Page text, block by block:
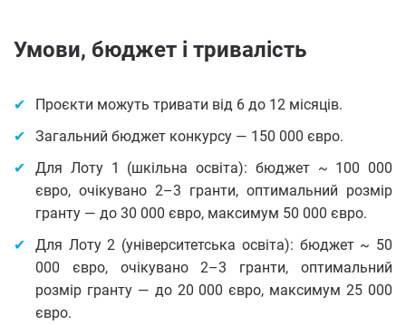
Умови, бюджет і тривалість
Проєкти можуть тривати від 6 до 12 місяців.
Загальний бюджет конкурсу — 150 000 євро.
Для Лоту 1 (шкільна освіта): бюджет ~ 100 000
євро, очікувано 2–3 гранти, оптимальний розмір
гранту — до 30 000 євро, максимум 50 000 євро.
Для Лоту 2 (університетська освіта): бюджет ~ 50
000 євро, очікувано 2–3 гранти, оптимальний
розмір гранту — до 20 000 євро, максимум 25 000
євро.